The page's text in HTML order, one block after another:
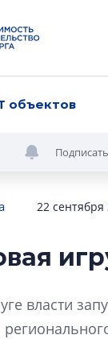
объектов
22 сентября
власти